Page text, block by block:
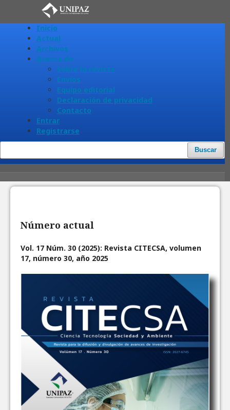
Inicio
Actual
Archivos
Acerca de
Sobre la revista
Envíos
Equipo editorial
Declaración de privacidad
Contacto
Entrar
Registrarse
Buscar
Número actual
Vol. 17 Núm. 30 (2025): Revista CITECSA, volumen
17, número 30, año 2025